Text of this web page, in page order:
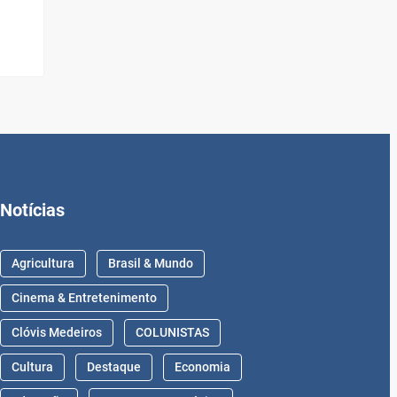
Notícias
Agricultura Brasil & Mundo
Cinema & Entretenimento
Clóvis Medeiros COLUNISTAS
Cultura Destaque Economia